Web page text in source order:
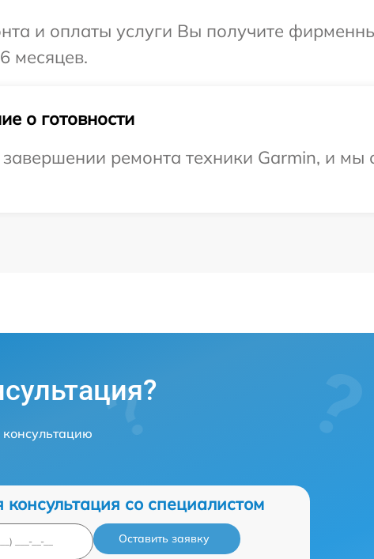
и оплаты услуги Вы получите
месяцев.
о готовности
ремонта техники Garmin, и мы
консультация со специалистом
Оставить заявку